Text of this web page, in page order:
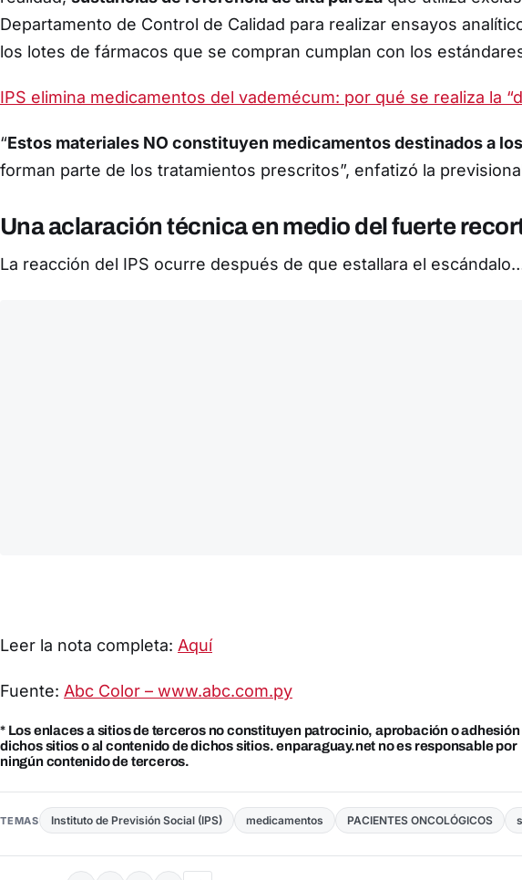
Departamento de Control de Calidad para realizar ensayos
los lotes de fármacos que se compran cumplan con los
IPS elimina medicamentos del vademécum: por qué se realiza la
“Estos materiales NO constituyen medicamentos destinados a
forman parte de los tratamientos prescritos”, enfatizó la
Una aclaración técnica en medio del fuerte
La reacción del IPS ocurre después de que estallara el
Leer la nota completa: Aquí
Fuente: Abc Color – www.abc.com.py
* Los enlaces a sitios de terceros no constituyen patrocinio, aprobación o adhesión
dichos sitios o al contenido de dichos sitios. enparaguay.net no es responsable por
ningún contenido de terceros.
TEMAS Instituto de Previsión Social (IPS) medicamentos PACIENTES ONCOLÓGICOS